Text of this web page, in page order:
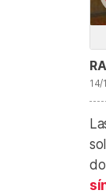
14/